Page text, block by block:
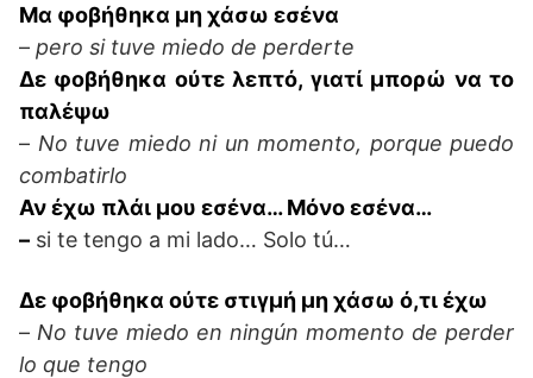
Μα φοβήθηκα μη χάσω εσένα
– pero si tuve miedo de perderte
Δε φοβήθηκα ούτε λεπτό, γιατί μπορώ να το
παλέψω
– No tuve miedo ni un momento, porque puedo
combatirlo
Αν έχω πλάι μου εσένα… Μόνο εσένα…
– si te tengo a mi lado… Solo tú…
Δε φοβήθηκα ούτε στιγμή μη χάσω ό,τι έχω
– No tuve miedo en ningún momento de perder
lo que tengo